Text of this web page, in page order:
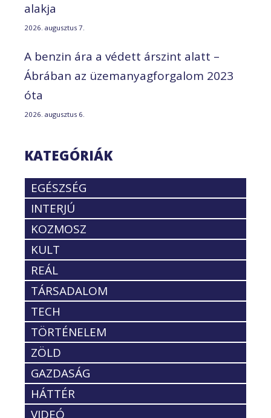
alakja
2026. augusztus 7.
A benzin ára a védett árszint alatt –
Ábrában az üzemanyagforgalom 2023
óta
2026. augusztus 6.
KATEGÓRIÁK
EGÉSZSÉG
INTERJÚ
KOZMOSZ
KULT
REÁL
TÁRSADALOM
TECH
TÖRTÉNELEM
ZÖLD
GAZDASÁG
HÁTTÉR
VIDEÓ